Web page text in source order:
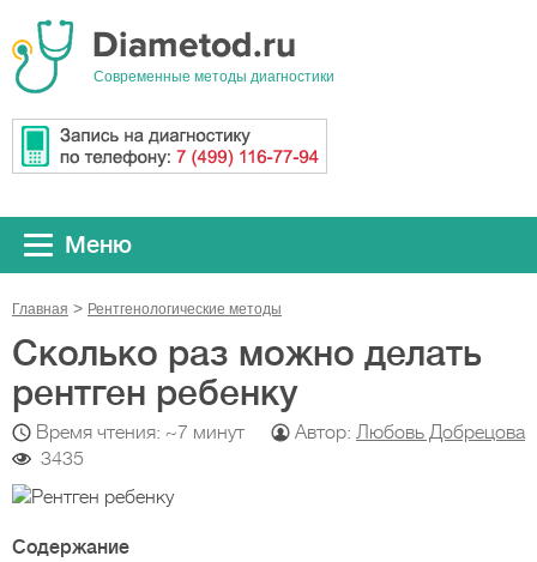
Cовременные методы диагностики
Меню
Главная Рентгенологические методы
Сколько раз можно делать
рентген ребенку
Время чтения: ~7 минут Автор: Любовь Добрецова
3435
Содержание